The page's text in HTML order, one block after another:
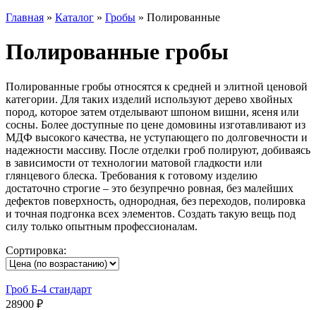
Главная » Каталог » Гробы » Полированные
Полированные гробы
Полированные гробы относятся к средней и элитной ценовой
категории. Для таких изделий используют дерево хвойных
пород, которое затем отделывают шпоном вишни, ясеня или
сосны. Более доступные по цене домовины изготавливают из
МДФ высокого качества, не уступающего по долговечности и
надежности массиву. После отделки гроб полируют, добиваясь
в зависимости от технологии матовой гладкости или
глянцевого блеска. Требования к готовому изделию
достаточно строгие – это безупречно ровная, без малейших
дефектов поверхность, однородная, без переходов, полировка
и точная подгонка всех элементов. Создать такую вещь под
силу только опытным профессионалам.
Сортировка:
Гроб Б-4 стандарт
28900 ₽